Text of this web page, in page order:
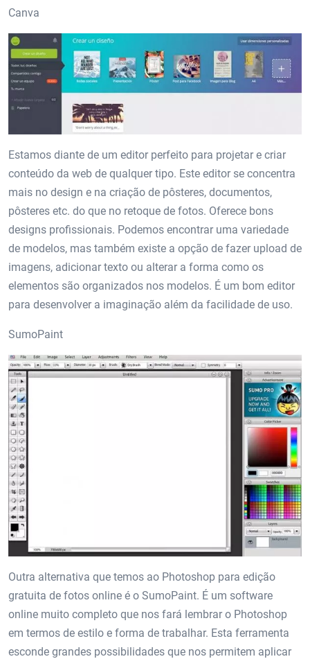
Canva
Estamos diante de um editor perfeito para projetar e criar
conteúdo da web de qualquer tipo. Este editor se concentra
mais no design e na criação de pôsteres, documentos,
pôsteres etc. do que no retoque de fotos. Oferece bons
designs profissionais. Podemos encontrar uma variedade
de modelos, mas também existe a opção de fazer upload de
imagens, adicionar texto ou alterar a forma como os
elementos são organizados nos modelos. É um bom editor
para desenvolver a imaginação além da facilidade de uso.
SumoPaint
Outra alternativa que temos ao Photoshop para edição
gratuita de fotos online é o SumoPaint. É um software
online muito completo que nos fará lembrar o Photoshop
em termos de estilo e forma de trabalhar. Esta ferramenta
esconde grandes possibilidades que nos permitem aplicar